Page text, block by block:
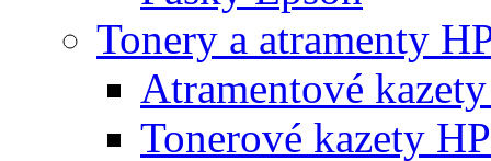
Tonery a atramenty
Atramentové
Tonerové kazety HP